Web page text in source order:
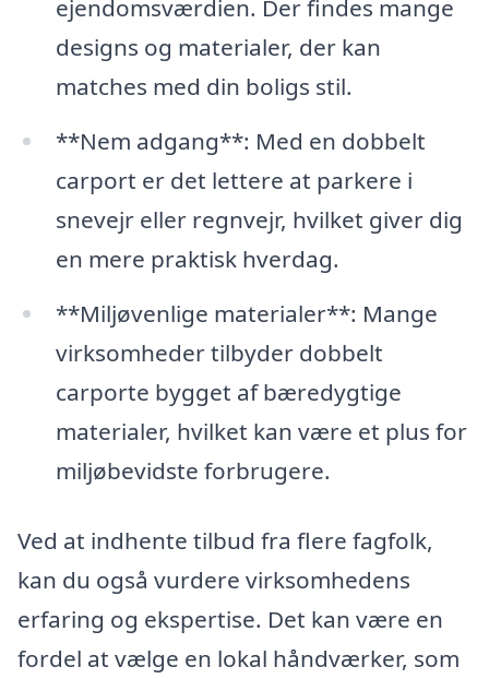
ejendomsværdien. Der findes mange
designs og materialer, der kan
matches med din boligs stil.
**Nem adgang**: Med en dobbelt
carport er det lettere at parkere i
snevejr eller regnvejr, hvilket giver dig
en mere praktisk hverdag.
**Miljøvenlige materialer**: Mange
virksomheder tilbyder dobbelt
carporte bygget af bæredygtige
materialer, hvilket kan være et plus for
miljøbevidste forbrugere.
Ved at indhente tilbud fra flere fagfolk,
kan du også vurdere virksomhedens
erfaring og ekspertise. Det kan være en
fordel at vælge en lokal håndværker, som